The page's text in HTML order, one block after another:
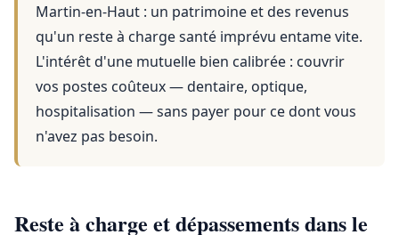
Martin-en-Haut : un patrimoine et des revenus
qu'un reste à charge santé imprévu entame vite.
L'intérêt d'une mutuelle bien calibrée : couvrir
vos postes coûteux — dentaire, optique,
hospitalisation — sans payer pour ce dont vous
n'avez pas besoin.
Reste à charge et dépassements dans le